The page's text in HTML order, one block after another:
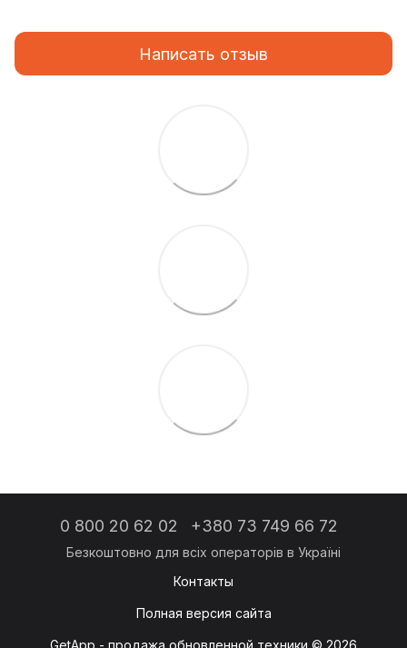
Написать отзыв
0 800 20 62 02 +380 73 749 66 72
Контакты
Полная версия сайта